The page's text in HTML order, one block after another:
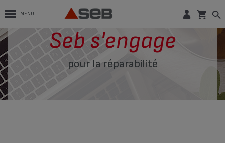
MENU
Seb s'engage
pour la réparabilité